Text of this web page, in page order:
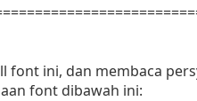
font ini, dan membaca
font dibawah ini: